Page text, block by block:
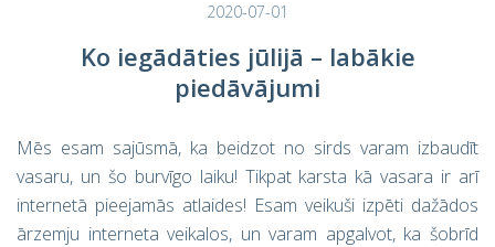
2020-07-01
Ko iegādāties jūlijā – labākie
piedāvājumi
Mēs esam sajūsmā, ka beidzot no sirds varam izbaudīt
vasaru, un šo burvīgo laiku! Tikpat karsta kā vasara ir arī
internetā pieejamās atlaides! Esam veikuši izpēti dažādos
ārzemju interneta veikalos, un varam apgalvot, ka šobrīd